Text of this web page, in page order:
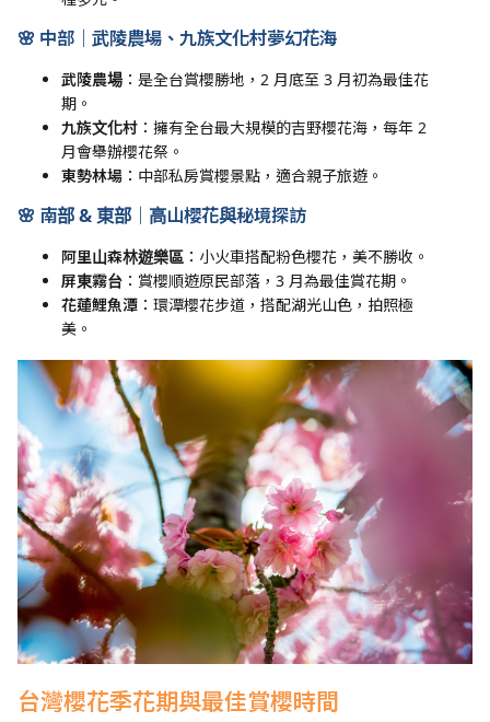
🌸 中部｜武陵農場、九族文化村夢幻花海
武陵農場 ：是全台賞櫻勝地，2 月底至 3 月初為最佳花
期。
九族文化村 ：擁有全台最大規模的吉野櫻花海，每年 2
月會舉辦櫻花祭。
東勢林場 ：中部私房賞櫻景點，適合親子旅遊。
🌸 南部 & 東部｜高山櫻花與秘境探訪
阿里山森林遊樂區 ：小火車搭配粉色櫻花，美不勝收。
屏東霧台 ：賞櫻順遊原民部落，3 月為最佳賞花期。
花蓮鯉魚潭 ：環潭櫻花步道，搭配湖光山色，拍照極
美。
台灣櫻花季花期與最佳賞櫻時間